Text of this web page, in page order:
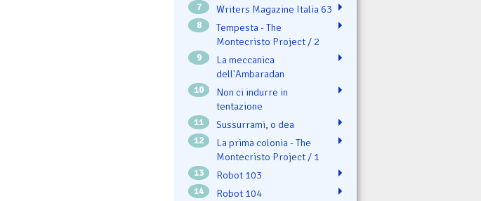
7 Writers Magazine Italia 63
8
Tempesta - The
Montecristo Project / 2
9
La meccanica
dell'Ambaradan
10
Non ci indurre in
tentazione
11 Sussurrami, o dea
12
La prima colonia - The
Montecristo Project / 1
13 Robot 103
14 Robot 104